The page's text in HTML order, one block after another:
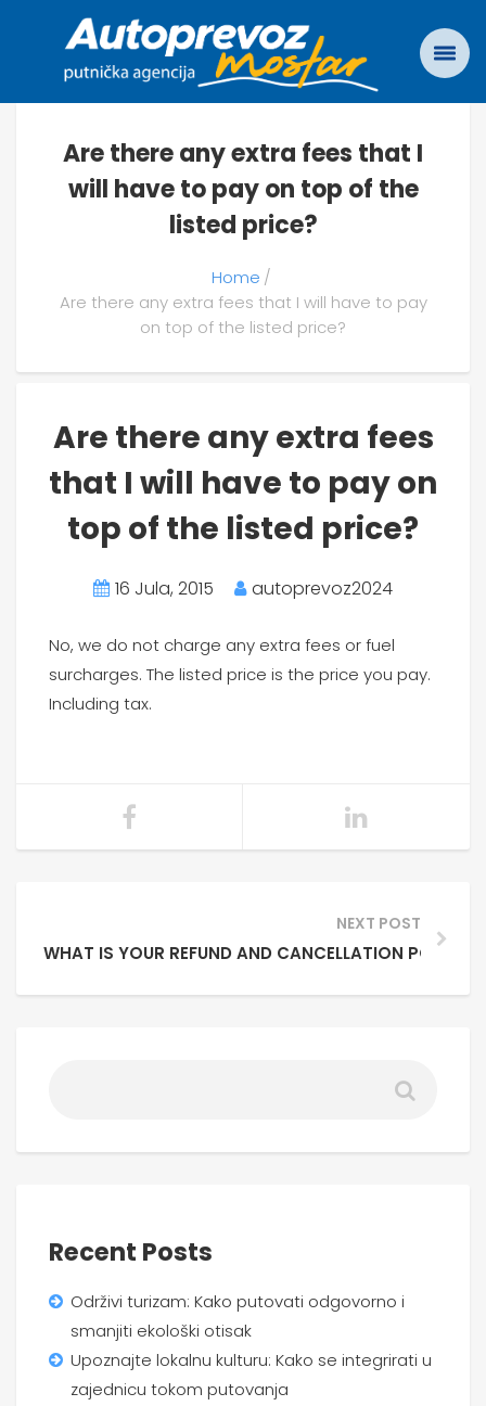
Are there any extra fees that I
will have to pay on top of the
listed price?
Home
Are there any extra fees that I will have to pay
on top of the listed price?
Are there any extra fees
that I will have to pay on
top of the listed price?
16 Jula, 2015 autoprevoz2024
No, we do not charge any extra fees or fuel
surcharges. The listed price is the price you pay.
Including tax.
NEXT POST
WHAT IS YOUR REFUND AND CANCELLATION POLICY?
Recent Posts
Održivi turizam: Kako putovati odgovorno i
smanjiti ekološki otisak
Upoznajte lokalnu kulturu: Kako se integrirati u
zajednicu tokom putovanja